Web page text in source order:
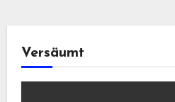
Versäumt